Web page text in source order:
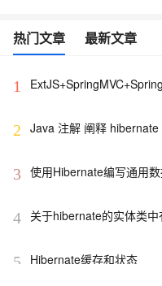
热门文章 最新文章
1
2 Java 注解 阐释 hibernate
3 使用Hibernate编写通用
4 关于hibernate的实体类
5 Hibernate缓存和状态